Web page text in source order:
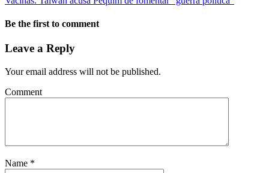
Be the first to comment
Leave a Reply
Your email address will not be published.
Comment
Name *